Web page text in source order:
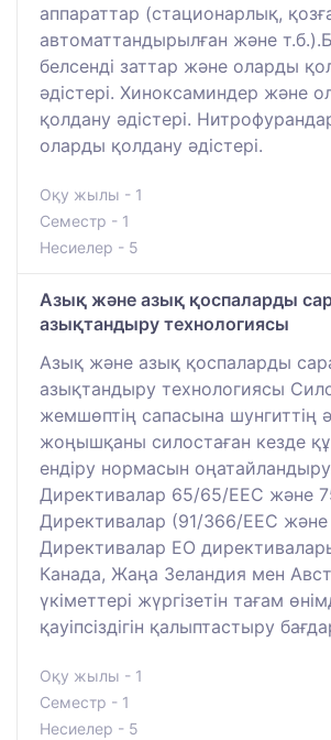
аппараттар (стационарлық,
автоматтандырылған және
белсенді заттар және оларды
әдістері. Хиноксаминдер және
қолдану әдістері.
оларды қолдану әдістері.
Оқу жылы - 1
Семестр - 1
Несиелер - 5
Азық және азық қоспаларды
азықтандыру технологиясы
Азық және азық қоспаларды
азықтандыру технологиясы
жемшөптің сапасына шунгиттің
жоңышқаны силостаған кезде
ендіру нормасын
Директивалар 65/65/ЕЕС және
Директивалар (91/366/ЕЕС
Директивалар ЕО
Канада, Жаңа Зеландия мен
үкіметтері жүргізетін тағам
қауіпсіздігін қалыптастыру
Оқу жылы - 1
Семестр - 1
Несиелер - 5